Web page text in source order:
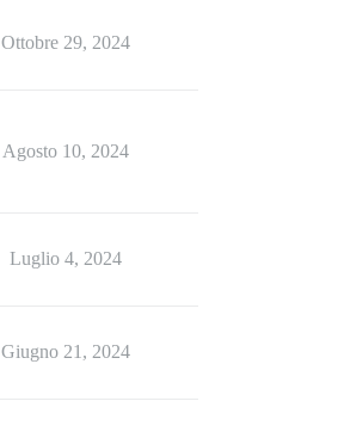
Ottobre 29, 2024
Agosto 10, 2024
Luglio 4, 2024
Giugno 21, 2024